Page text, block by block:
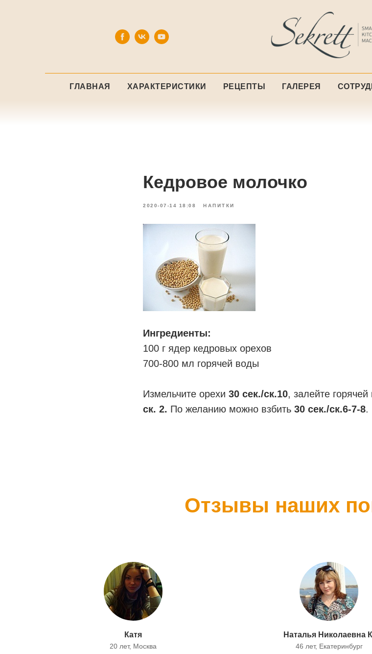
ГЛАВНАЯ ХАРАКТЕРИСТИКИ РЕЦЕПТЫ ГАЛЕРЕЯ
Кедровое молочко
2020-07-14 18:08 НАПИТКИ
Ингредиенты:
100 г ядер кедровых орехов
700-800 мл горячей воды
Измельчите орехи 30 сек./ск.10, залейте
ск. 2. По желанию можно взбить 30 сек./ск.6-7-8.
Отзывы наших
Катя
20 лет, Москва
Наталья Николаевна
46 лет, Екатеринбург